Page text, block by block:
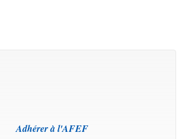
Adhérer à l'AFEF